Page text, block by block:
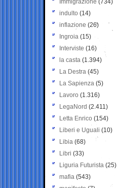
Immigrazione (734)
indulto (14)
inflazione (26)
Ingroia (15)
Interviste (16)
la casta (1.394)
La Destra (45)
La Sapienza (5)
Lavoro (1.316)
LegaNord (2.411)
Letta Enrico (154)
Liberi e Uguali (10)
Libia (68)
Libri (33)
Liguria Futurista (25)
mafia (543)